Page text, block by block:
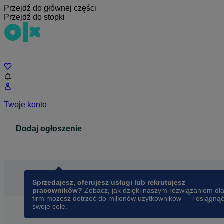
Przejdź do głównej części
Przejdź do stopki
Twoje konto
Dodaj ogłoszenie
Sprzedajesz, oferujesz usługi lub rekrutujesz
pracowników? Zobacz, jak dzięki naszym rozwiązaniom dla
firm możesz dotrzeć do milionów użytkowników — i osiągnąć
swoje cele.